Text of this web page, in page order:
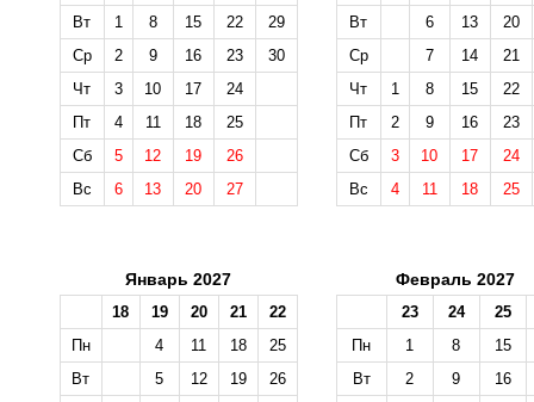
Вт
1 8 15 22
29
Ср
2 9 16 23
30
Чт
3 10 17
24
Пт
4 11 18
25
Сб
5 12 19
26
Вс
6 13 20 27
Вт
6 13
20
Ср
7 14
21
Чт
1 8 15
22
Пт
2 9 16
23
Сб
3 10 17
24
Вс
4 11 18 25
Январь 2027
18 19 20 21
22
Пн
4 11 18
25
Вт
5 12 19
26
Февраль 2027
23 24
25
Пн
1 8
15
Вт
2 9
16